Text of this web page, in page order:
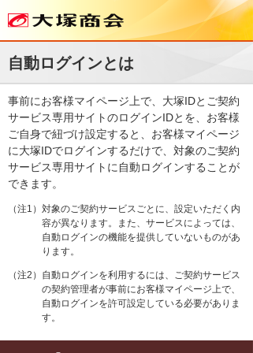
自動ログインとは
事前にお客様マイページ上で、大塚IDとご契約
サービス専用サイトのログインIDとを、お客様
ご自身で紐づけ設定すると、お客様マイページ
に大塚IDでログインするだけで、対象のご契約
サービス専用サイトに自動ログインすることが
できます。
（注1）対象のご契約サービスごとに、設定いただく内
容が異なります。また、サービスによっては、
自動ログインの機能を提供していないものがあ
ります。
（注2）自動ログインを利用するには、ご契約サービス
の契約管理者が事前にお客様マイページ上で、
自動ログインを許可設定している必要がありま
す。